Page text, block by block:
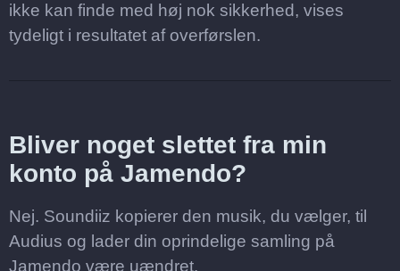
ikke kan finde med høj nok sikkerhed, vises
tydeligt i resultatet af overførslen.
Bliver noget slettet fra min
konto på Jamendo?
Nej. Soundiiz kopierer den musik, du vælger, til
Audius og lader din oprindelige samling på
Jamendo være uændret.